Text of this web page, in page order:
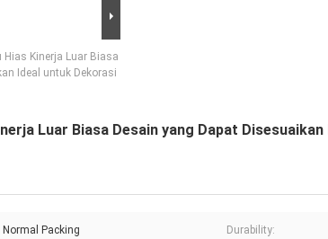
Hias Kinerja Luar Biasa
Ideal untuk Dekorasi
Luar Biasa Desain yang Dapat
Normal Packing Durability: